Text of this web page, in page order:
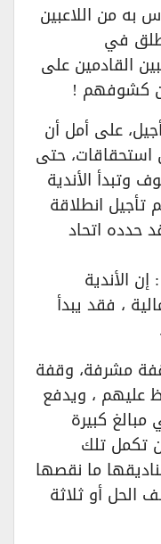
به من اللاعبين
في
القادمين على
كشوفهم !
على أمل أن
حتى
وتبدأ الأندية
انطلاقة
حدده اتحاد
الأندية
، فقد يبدأ
مشرفة، وقفة
عليهم ، ويدفع
كبيرة
تكمل تلك
ما نقصها
أو ثلاثة